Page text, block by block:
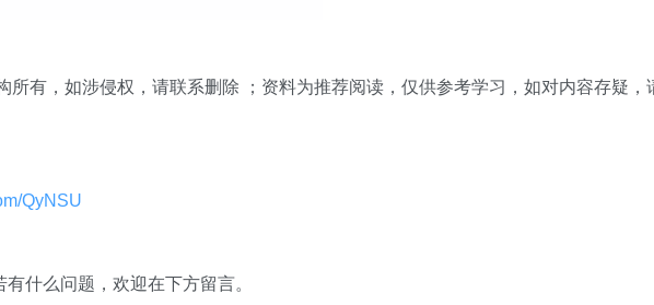
所有，如涉侵权，请联系删除 ；资料为推荐阅读，仅供参考学习，如对内容存疑，
QyNSU
什么问题，欢迎在下方留言。